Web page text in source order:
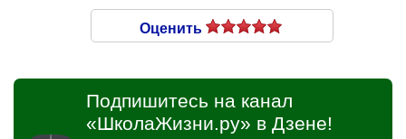
Оценить
Подпишитесь на канал
«ШколаЖизни.ру» в Дзене!